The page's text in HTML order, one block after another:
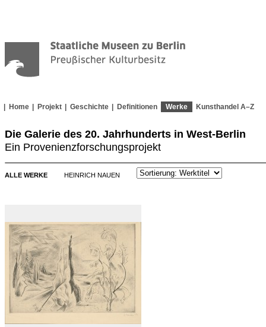
Home Projekt Geschichte Definitionen Werke Kunsthandel A–Z
Die Galerie des 20. Jahrhunderts in West-Berlin
Ein Provenienzforschungsprojekt
ALLE WERKE HEINRICH NAUEN